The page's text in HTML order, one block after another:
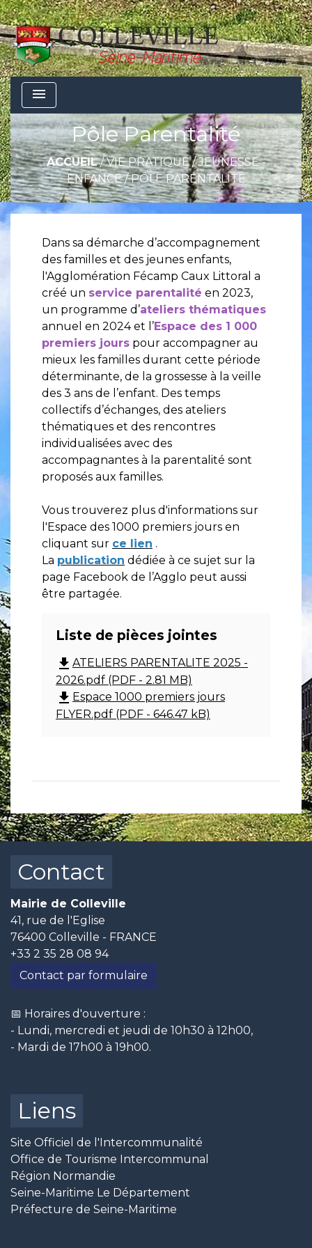
menu
Pôle Parentalité
ACCUEIL/VIE PRATIQUE/JEUNESSE -
ENFANCE/PÔLE PARENTALITÉ
Dans sa démarche d’accompagnement
des familles et des jeunes enfants,
l'Agglomération Fécamp Caux Littoral a
créé un service parentalité en 2023,
un programme d’ateliers thématiques
annuel en 2024 et l’Espace des 1 000
premiers jours pour accompagner au
mieux les familles durant cette période
déterminante, de la grossesse à la veille
des 3 ans de l’enfant. Des temps
collectifs d’échanges, des ateliers
thématiques et des rencontres
individualisées avec des
accompagnantes à la parentalité sont
proposés aux familles.
Vous trouverez plus d'informations sur
l'Espace des 1000 premiers jours en
cliquant sur ce lien .
La publication dédiée à ce sujet sur la
page Facebook de l’Agglo peut aussi
être partagée.
Liste de pièces jointes
file_download ATELIERS PARENTALITE 2025 -
2026.pdf (PDF - 2.81 MB)
file_download Espace 1000 premiers jours
FLYER.pdf (PDF - 646.47 kB)
Contact
Mairie de Colleville
41, rue de l'Eglise
76400 Colleville - FRANCE
+33 2 35 28 08 94
Contact par formulaire
📅 Horaires d'ouverture :
- Lundi, mercredi et jeudi de 10h30 à 12h00,
- Mardi de 17h00 à 19h00.
Liens
Site Officiel de l'Intercommunalité
Office de Tourisme Intercommunal
Région Normandie
Seine-Maritime Le Département
Préfecture de Seine-Maritime